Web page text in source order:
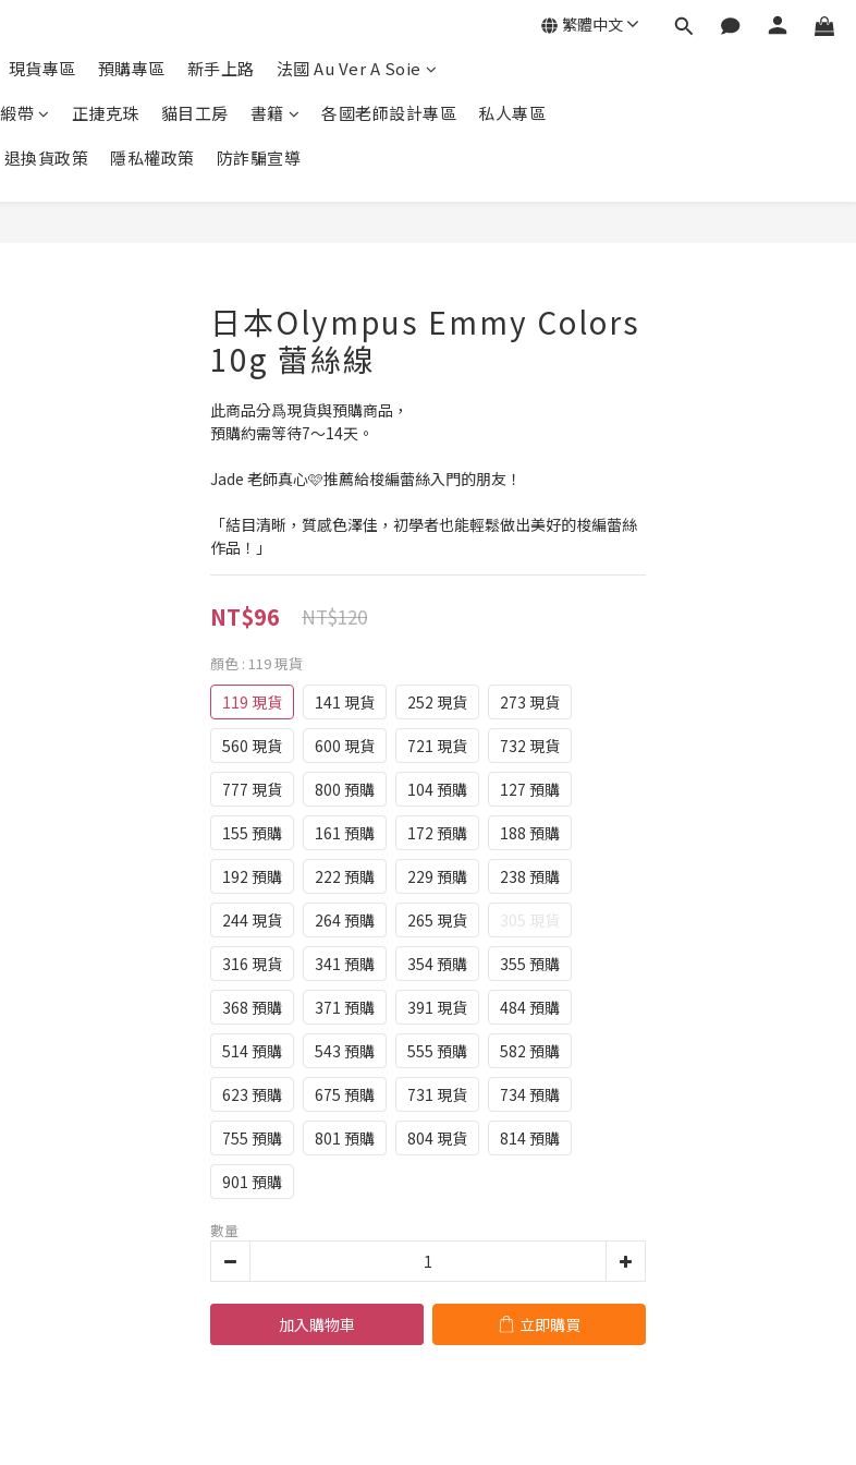
現貨專區 預購專區 新手上路
法國 Au Ver A Soie
緞帶 正捷克珠 貓目工房 書籍 各國老師設計專區
私人專區
退換貨政策 隱私權政策 防詐騙宣導
繁體中文
日本Olympus Emmy Colors
10g 蕾絲線
此商品分爲現貨與預購商品，
預購約需等待7～14天。
Jade 老師真心🩷推薦給梭編蕾絲入門的朋友！
「結目清晰，質感色澤佳，初學者也能輕鬆做出美好的梭編蕾絲
作品！」
NT$96 NT$120
顏色 : 119 現貨
119 現貨 141 現貨 252 現貨
273 現貨
560 現貨
600 現貨 721 現貨
732 現貨
777 現貨
800 預購 104 預購
127 預購
155 預購
161 預購 172 預購
188 預購
192 預購
222 預購 229 預購
238 預購
244 現貨
264 預購 265 現貨
305 現貨
316 現貨
341 預購 354 預購
355 預購
368 預購
371 預購 391 現貨
484 預購
514 預購
543 預購 555 預購
582 預購
623 預購
675 預購 731 現貨
734 預購
755 預購
801 預購 804 現貨
814 預購
901 預購
數量
加入購物車 立即購買